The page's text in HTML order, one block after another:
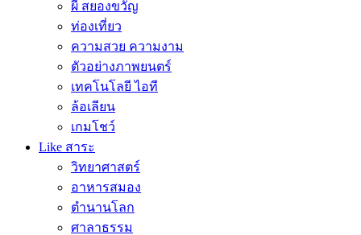
ผี สยองขวัญ
ท่องเที่ยว
ความสวย ความงาม
ตัวอย่างภาพยนตร์
เทคโนโลยี ไอที
ล้อเลียน
เกมโชว์
Like สาระ
วิทยาศาสตร์
อาหารสมอง
ตำนานโลก
ศาลาธรรม